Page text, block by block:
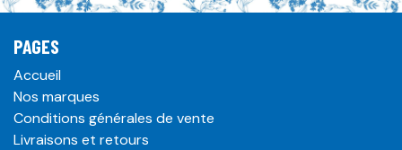
PAGES
Accueil
Nos marques
Conditions générales de vente
Livraisons et retours